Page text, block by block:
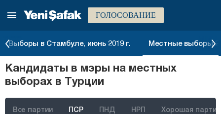
ГОЛОСОВАНИЕ
Выборы в Стамбуле, июнь 2019 г. Местные выборы
Кандидаты в мэры на местных
выборах в Турции
Все партии ПСР ПНД НРП Хорошая партия
Афьонкарахисар
Амасья
Анталия